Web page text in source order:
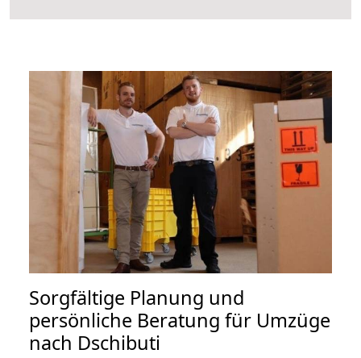
Sorgfältige Planung und
persönliche Beratung für Umzüge
nach Dschibuti